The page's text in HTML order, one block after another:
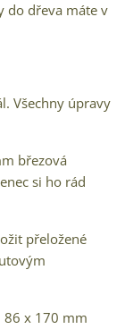
do dřeva máte v
Všechny úpravy
březová
si ho rád
přeložené
86 x 170 mm